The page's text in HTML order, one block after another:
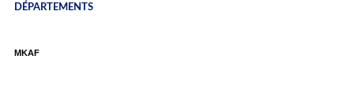
DÉPARTEMENTS​
MKAF